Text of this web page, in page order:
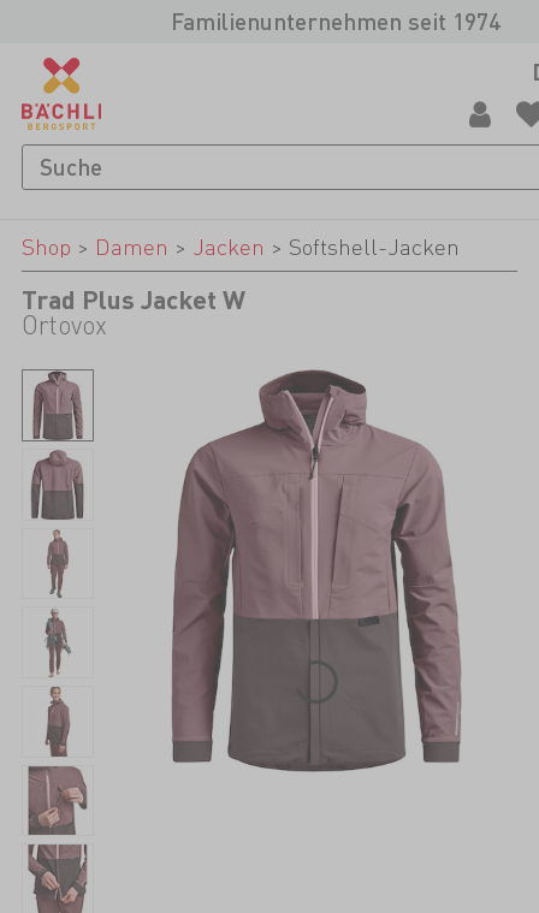
Familienunternehmen seit 1974
Shop > Damen > Jacken > Softshell-Jacken
Trad Plus Jacket W
Ortovox